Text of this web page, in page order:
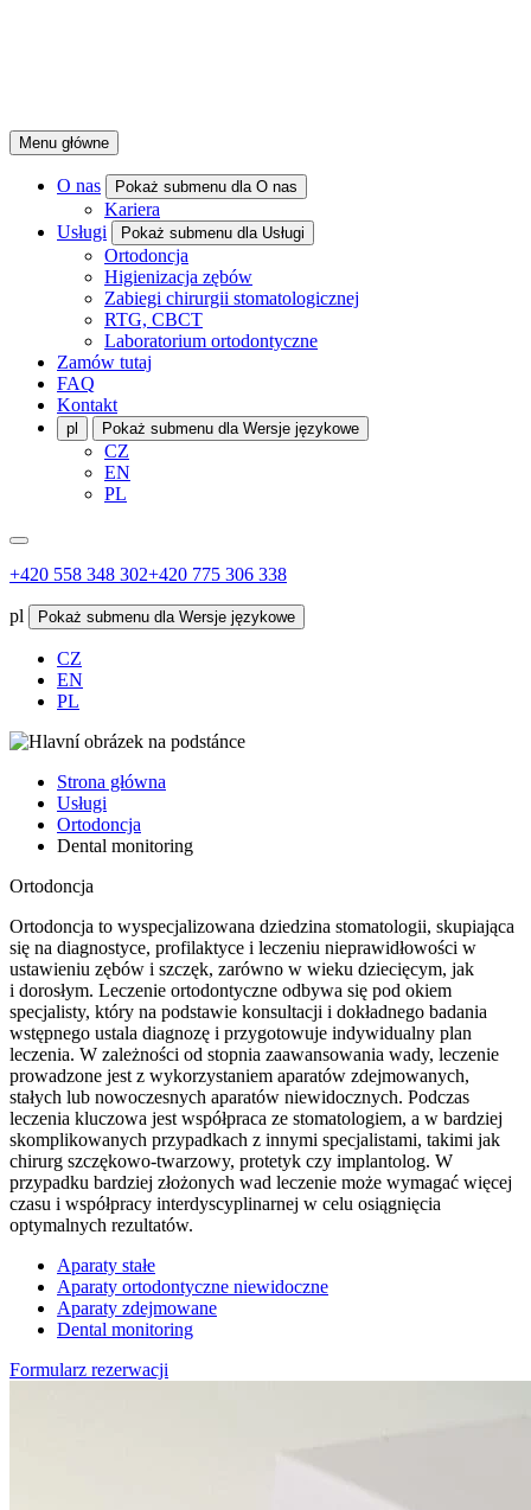
Menu główne
O nas Pokaż submenu dla O nas
Kariera
Usługi
Pokaż submenu dla Usługi
Ortodoncja
Higienizacja zębów
Zabiegi chirurgii stomatologicznej
RTG, CBCT
Laboratorium ortodontyczne
Zamów tutaj
FAQ
Kontakt
pl Pokaż submenu dla Wersje językowe
CZ
EN
PL
+420 558 348 302+420 775 306 338
pl Pokaż submenu dla Wersje językowe
CZ
EN
PL
Strona główna
Usługi
Ortodoncja
Dental monitoring
Ortodoncja
Ortodoncja to wyspecjalizowana dziedzina stomatologii, skupiająca
się na diagnostyce, profilaktyce i leczeniu nieprawidłowości w
ustawieniu zębów i szczęk, zarówno w wieku dziecięcym, jak
i dorosłym. Leczenie ortodontyczne odbywa się pod okiem
specjalisty, który na podstawie konsultacji i dokładnego badania
wstępnego ustala diagnozę i przygotowuje indywidualny plan
leczenia. W zależności od stopnia zaawansowania wady, leczenie
prowadzone jest z wykorzystaniem aparatów zdejmowanych,
stałych lub nowoczesnych aparatów niewidocznych. Podczas
leczenia kluczowa jest współpraca ze stomatologiem, a w bardziej
skomplikowanych przypadkach z innymi specjalistami, takimi jak
chirurg szczękowo-twarzowy, protetyk czy implantolog. W
przypadku bardziej złożonych wad leczenie może wymagać więcej
czasu i współpracy interdyscyplinarnej w celu osiągnięcia
optymalnych rezultatów.
Aparaty stałe
Aparaty ortodontyczne niewidoczne
Aparaty zdejmowane
Dental monitoring
Formularz rezerwacji